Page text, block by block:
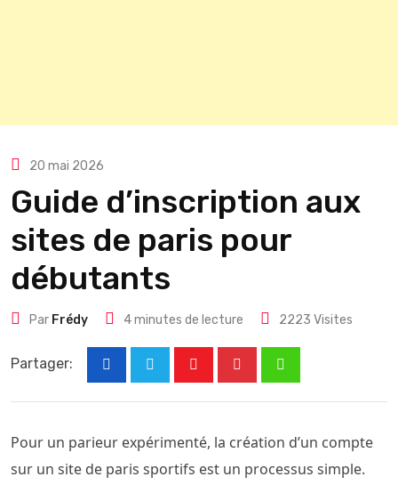
20 mai 2026
Guide d’inscription aux
sites de paris pour
débutants
Par Frédy 4 minutes de lecture 2223 Visites
Partager:
Pour un parieur expérimenté, la création d’un compte
sur un site de paris sportifs est un processus simple.